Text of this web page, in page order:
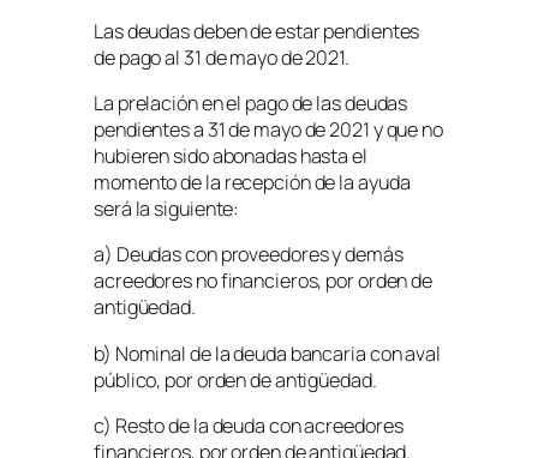
Las deudas deben de estar pendientes
de pago al 31 de mayo de 2021.
La prelación en el pago de las deudas
pendientes a 31 de mayo de 2021 y que no
hubieren sido abonadas hasta el
momento de la recepción de la ayuda
será la siguiente:
a) Deudas con proveedores y demás
acreedores no financieros, por orden de
antigüedad.
b) Nominal de la deuda bancaria con aval
público, por orden de antigüedad.
c) Resto de la deuda con acreedores
financieros, por orden de antigüedad.